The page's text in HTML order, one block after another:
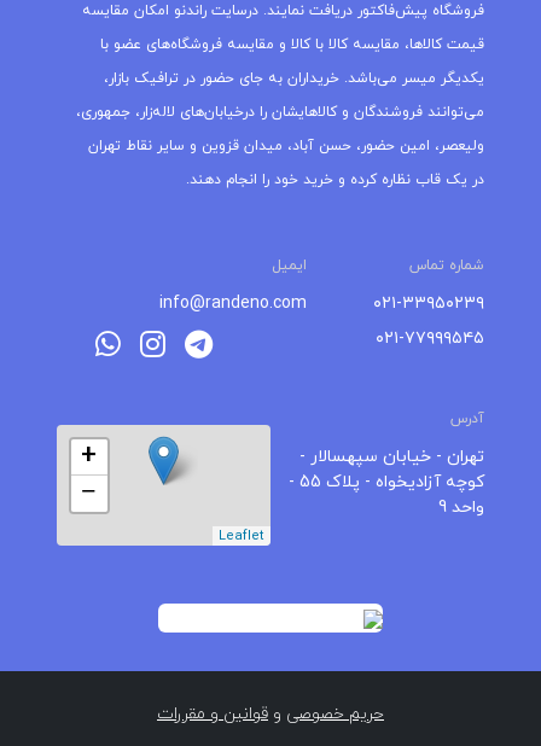
فروشگاه پیش‌فاکتور دریافت نمایند. درسایت راندنو امکان مقایسه
قیمت کالاها، مقایسه کالا با کالا و مقایسه فروشگاه‌های عضو با
یکدیگر میسر می‌باشد. خریداران به جای حضور در ترافیک بازار،
می‌توانند فروشندگان و کالاهایشان را درخیابان‌های لاله‌زار، جمهوری،
ولیعصر، امین حضور، حسن آباد، میدان قزوین و سایر نقاط تهران
در یک قاب نظاره کرده و خرید خود را انجام دهند.
شماره تماس ایمیل
۰۲۱-۳۳۹۵۰۲۳۹
۰۲۱-۷۷۹۹۹۵۴۵
info@randeno.com
آدرس
تهران - خیابان سپهسالار -
کوچه آزادیخواه - پلاک 55 -
واحد 9
+
−
Leaflet
حریم خصوصی و قوانین و مقررات